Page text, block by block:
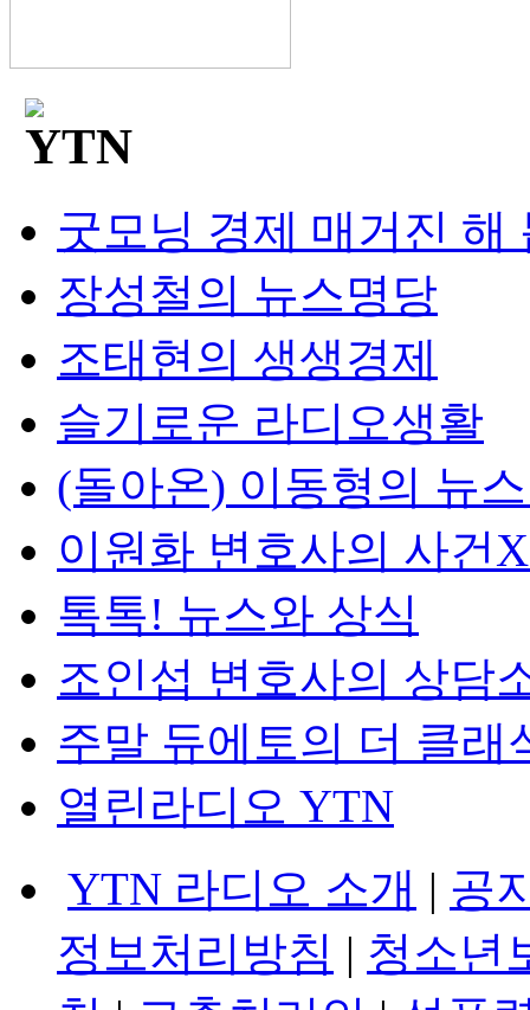
굿모닝 경제 매거진 해
장성철의 뉴스명당
조태현의 생생경제
슬기로운 라디오생활
(돌아온) 이동형의 뉴
이원화 변호사의 사건
톡톡! 뉴스와 상식
조인섭 변호사의 상담
주말 듀에토의 더 클래
열린라디오 YTN
YTN 라디오 소개 | 공
정보처리방침 | 청소년